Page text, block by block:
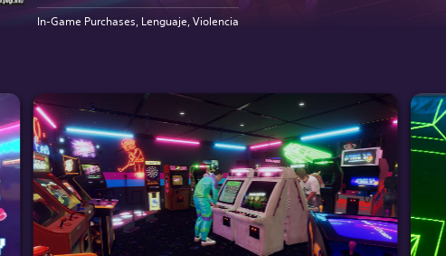
In-Game Purchases, Lenguaje, Violencia